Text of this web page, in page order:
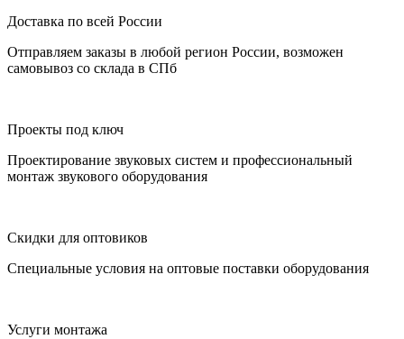
Доставка по всей России
Отправляем заказы в любой регион России, возможен
самовывоз со склада в СПб
Проекты под ключ
Проектирование звуковых систем и профессиональный
монтаж звукового оборудования
Скидки для оптовиков
Специальные условия на оптовые поставки оборудования
Услуги монтажа